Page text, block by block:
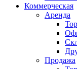
Коммерческая
Аренда
Продажа